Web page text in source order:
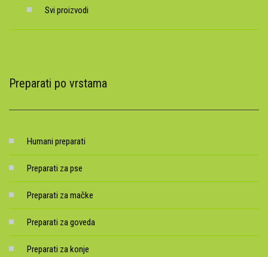
Svi proizvodi
Preparati po vrstama
Humani preparati
Preparati za pse
Preparati za mačke
Preparati za goveda
Preparati za konje